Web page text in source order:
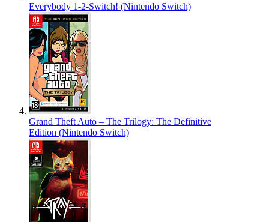
Everybody 1-2-Switch! (Nintendo Switch)
Grand Theft Auto – The Trilogy: The Definitive
Edition (Nintendo Switch)